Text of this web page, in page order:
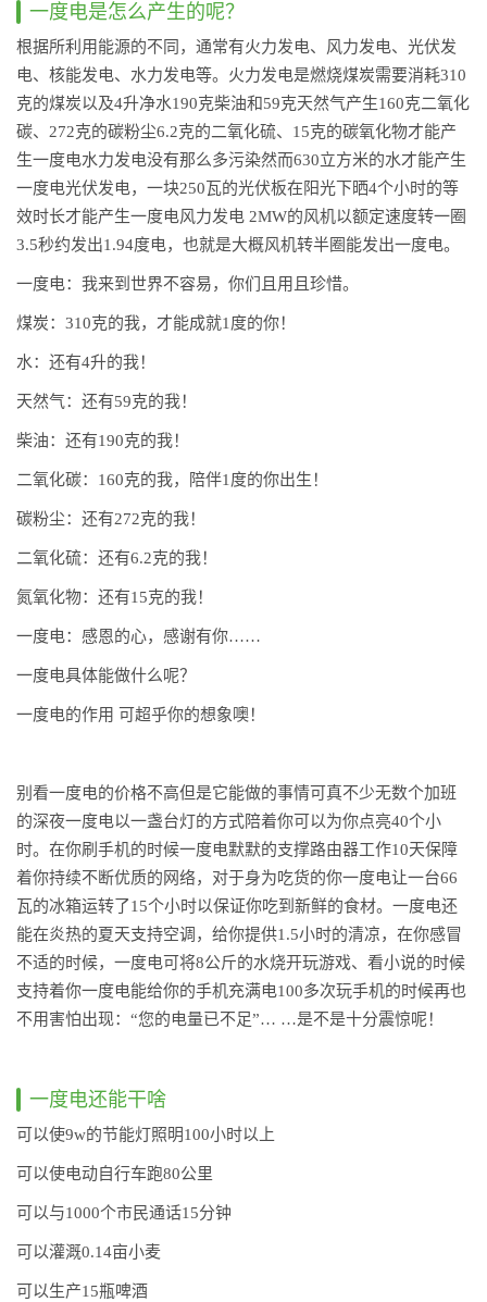
一度电是怎么产生的呢？
根据所利用能源的不同，通常有火力发电、风力发电、光伏发
电、核能发电、水力发电等。火力发电是燃烧煤炭需要消耗310
克的煤炭以及4升净水190克柴油和59克天然气产生160克二氧化
碳、272克的碳粉尘6.2克的二氧化硫、15克的碳氧化物才能产
生一度电水力发电没有那么多污染然而630立方米的水才能产生
一度电光伏发电，一块250瓦的光伏板在阳光下晒4个小时的等
效时长才能产生一度电风力发电 2MW的风机以额定速度转一圈
3.5秒约发出1.94度电，也就是大概风机转半圈能发出一度电。
一度电：我来到世界不容易，你们且用且珍惜。
煤炭：310克的我，才能成就1度的你！
水：还有4升的我！
天然气：还有59克的我！
柴油：还有190克的我！
二氧化碳：160克的我，陪伴1度的你出生！
碳粉尘：还有272克的我！
二氧化硫：还有6.2克的我！
氮氧化物：还有15克的我！
一度电：感恩的心，感谢有你……
一度电具体能做什么呢？
一度电的作用 可超乎你的想象噢！
别看一度电的价格不高但是它能做的事情可真不少无数个加班
的深夜一度电以一盏台灯的方式陪着你可以为你点亮40个小
时。在你刷手机的时候一度电默默的支撑路由器工作10天保障
着你持续不断优质的网络，对于身为吃货的你一度电让一台66
瓦的冰箱运转了15个小时以保证你吃到新鲜的食材。一度电还
能在炎热的夏天支持空调，给你提供1.5小时的清凉，在你感冒
不适的时候，一度电可将8公斤的水烧开玩游戏、看小说的时候
支持着你一度电能给你的手机充满电100多次玩手机的时候再也
不用害怕出现：“您的电量已不足”… …是不是十分震惊呢！
一度电还能干啥
可以使9w的节能灯照明100小时以上
可以使电动自行车跑80公里
可以与1000个市民通话15分钟
可以灌溉0.14亩小麦
可以生产15瓶啤酒